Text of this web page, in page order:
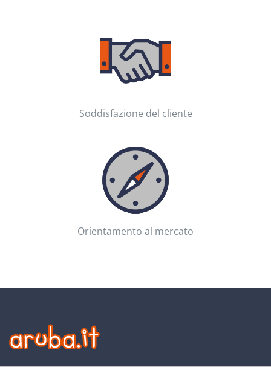
Soddisfazione del cliente
Orientamento al mercato